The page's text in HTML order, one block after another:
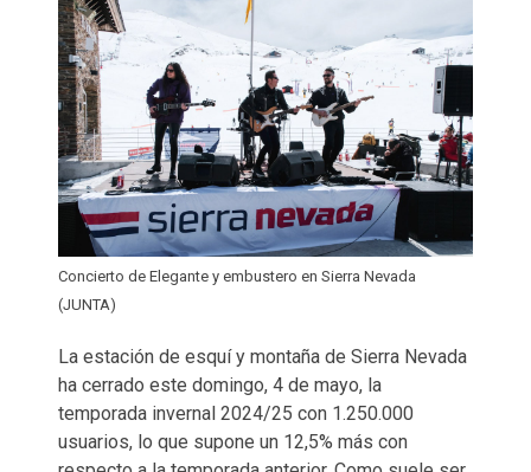
Concierto de Elegante y embustero en Sierra Nevada
(JUNTA)
La estación de esquí y montaña de Sierra Nevada
ha cerrado este domingo, 4 de mayo, la
temporada invernal 2024/25 con 1.250.000
usuarios, lo que supone un 12,5% más con